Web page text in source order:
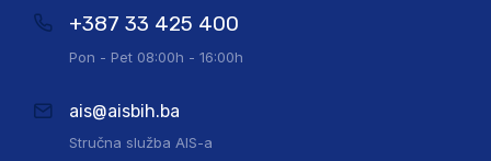
+387 33 425 400
Pon - Pet 08:00h - 16:00h
ais@aisbih.ba
Stručna služba AIS-a